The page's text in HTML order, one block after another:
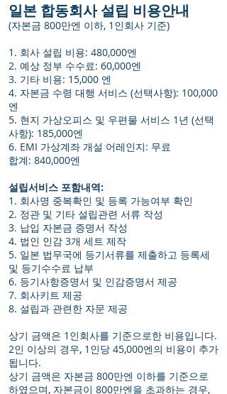
일본 합동회사 설립 비용안내
(자본금 800만엔 이하, 1인회사 기준)
1. 회사 설립 비용: 480,000엔
2. 예상 정부 수수료: 60,000엔
3. 기타 비용: 15,000 엔
4. 자본금 수령 대행 서비스 (선택사항): 100,000
엔
5. 현지 가상오피스 및 우편물 서비스 1년 (선택
사항): 185,000엔
6. EMI 가상계좌 개설 어레인지: 무료
합계: 840,000엔
설립서비스 포함내역:
1. 회사명 중복확인 및 등록 가능여부 확인
2. 정관 및 기타 설립관련 서류 작성
3. 납입 자본금 증명서 작성
4. 법인 인감 3개 세트 제작
5. 일본 법무국에 등기서류를 제출하고 등록세
및 등기수수료 납부
6. 등기사항증명서 및 인감증명서 제공
7. 회사키트 제공
8. 설립과 관련한 자문 제공
상기 금액은 1인회사를 기준으로한 비용입니다.
2인 이상의 경우, 1인당 45,000엔의 비용이 추가
됩니다.
상기 금액은 자본금 800만엔 이하를 기준으로
하였으며, 자본금이 800만엔을 초과하는 경우,